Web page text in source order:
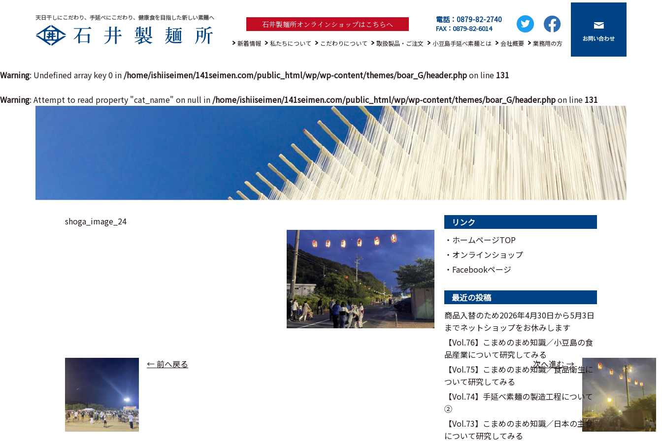
天日干しにこだわり、手延べにこだわり、健康食を目指した新しい素麺へ
石井製麺所オンラインショップはこちらへ 電話：0879-82-2740
FAX：0879-82-6014
新着情報 私たちについて こだわりについて 取扱製品・ご注文 小豆島手延べ素麺とは 会社概要 業務用の方
Warning: Undefined array key 0 in /home/ishiiseimen/141seimen.com/public_html/wp/wp-content/themes/boar_G/header.phpon line 131
Warning: Attempt to read property "cat_name" on null in /home/ishiiseimen/141seimen.com/public_html/wp/wp-content/themes/boar_G/header.phpon line 131
shoga_image_24
← 前へ戻る 次へ進む →
リンク
・ホームページTOP
・オンラインショップ
・Facebookページ
最近の投稿
商品入替のため2026年4月30日から5月3日
までネットショップをお休みします
【Vol.76】こまめのまめ知識／⼩⾖島の⾷
品産業について研究してみる
【Vol.75】こまめのまめ知識／食品衛生に
ついて研究してみる
【Vol.74】手延べ素麺の製造工程について
②
【Vol.73】こまめのまめ知識／日本の主食
について研究してみる